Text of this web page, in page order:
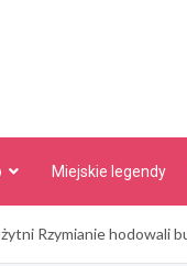
Miejskie legendy
Rzymianie hodowali